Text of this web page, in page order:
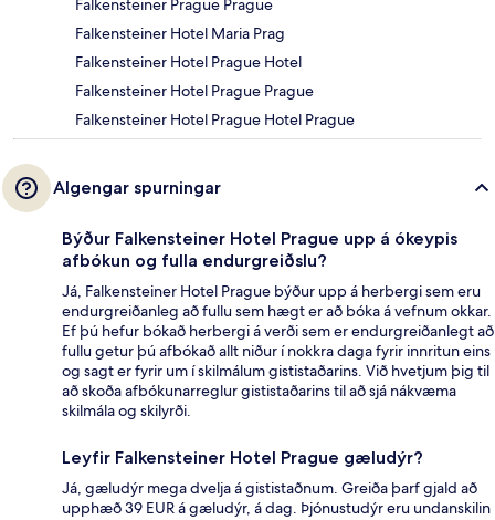
Falkensteiner Prague Prague
Falkensteiner Hotel Maria Prag
Falkensteiner Hotel Prague Hotel
Falkensteiner Hotel Prague Prague
Falkensteiner Hotel Prague Hotel Prague
Algengar spurningar
Býður Falkensteiner Hotel Prague upp á ókeypis
afbókun og fulla endurgreiðslu?
Já, Falkensteiner Hotel Prague býður upp á herbergi sem eru
endurgreiðanleg að fullu sem hægt er að bóka á vefnum okkar.
Ef þú hefur bókað herbergi á verði sem er endurgreiðanlegt að
fullu getur þú afbókað allt niður í nokkra daga fyrir innritun eins
og sagt er fyrir um í skilmálum gististaðarins. Við hvetjum þig til
að skoða afbókunarreglur gististaðarins til að sjá nákvæma
skilmála og skilyrði.
Leyfir Falkensteiner Hotel Prague gæludýr?
Já, gæludýr mega dvelja á gististaðnum. Greiða þarf gjald að
upphæð 39 EUR á gæludýr, á dag. Þjónustudýr eru undanskilin